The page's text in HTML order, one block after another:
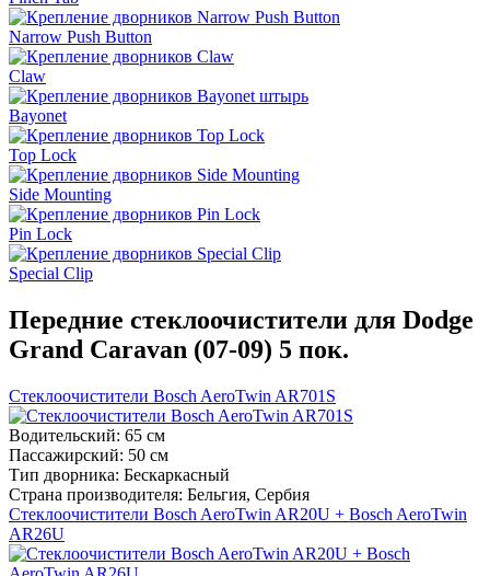
Narrow Push Button
Claw
Bayonet
Top Lock
Side Mounting
Pin Lock
Special Clip
Передние стеклоочистители для Dodge
Grand Caravan (07-09) 5 пок.
Стеклоочистители Bosch AeroTwin AR701S
Водительский: 65 см
Пассажирский: 50 см
Тип дворника: Бескаркасный
Страна производителя: Бельгия, Сербия
Стеклоочистители Bosch AeroTwin AR20U + Bosch AeroTwin
AR26U